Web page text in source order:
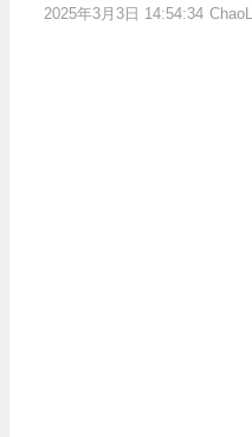
2025年3月3日 14:54:34